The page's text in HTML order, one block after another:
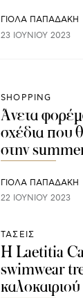
ΓΙΌΛΑ ΠΑΠΑΔΆΚΗ
23 ΙΟΥΝΊΟΥ 2023
SHOPPING
Άνετα
σχέδια που
στην
ΓΙΌΛΑ ΠΑΠΑΔΆΚΗ
22 ΙΟΥΝΊΟΥ 2023
ΤΑΣΕΙΣ
H Laetitia
swimwear
καλοκαιριού